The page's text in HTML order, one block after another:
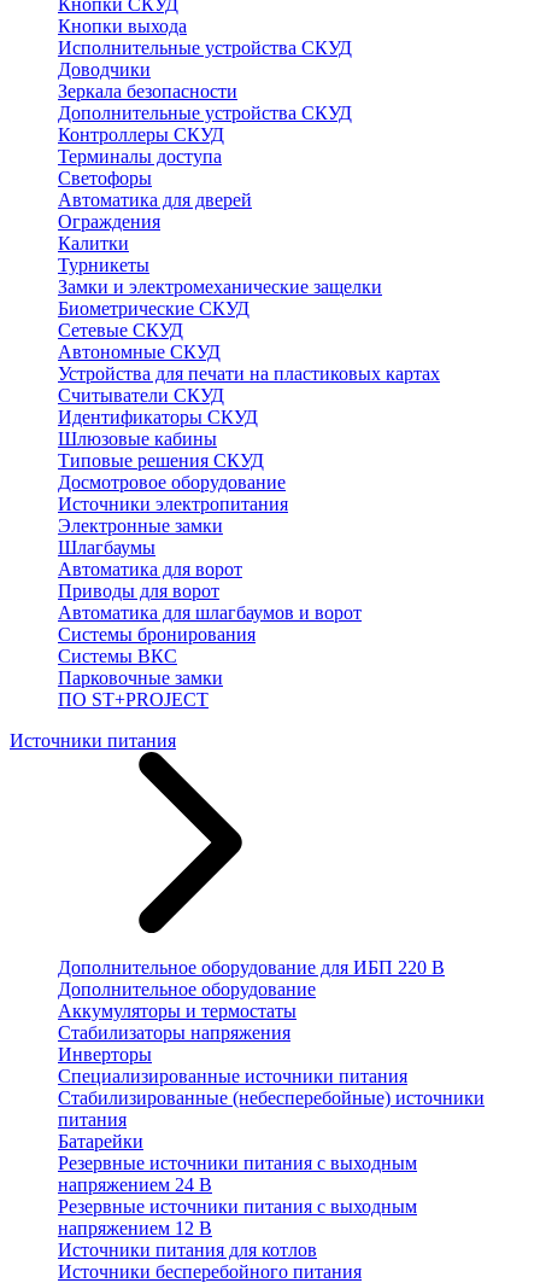
Кнопки СКУД
Кнопки выхода
Исполнительные устройства СКУД
Доводчики
Зеркала безопасности
Дополнительные устройства СКУД
Контроллеры СКУД
Терминалы доступа
Светофоры
Автоматика для дверей
Ограждения
Калитки
Турникеты
Замки и электромеханические защелки
Биометрические СКУД
Сетевые СКУД
Автономные СКУД
Устройства для печати на пластиковых картах
Считыватели СКУД
Идентификаторы СКУД
Шлюзовые кабины
Типовые решения СКУД
Досмотровое оборудование
Источники электропитания
Электронные замки
Шлагбаумы
Автоматика для ворот
Приводы для ворот
Автоматика для шлагбаумов и ворот
Системы бронирования
Системы ВКС
Парковочные замки
ПО ST+PROJECT
Источники питания
Дополнительное оборудование для ИБП 220 В
Дополнительное оборудование
Аккумуляторы и термостаты
Стабилизаторы напряжения
Инверторы
Специализированные источники питания
Стабилизированные (небесперебойные) источники
питания
Батарейки
Резервные источники питания с выходным
напряжением 24 В
Резервные источники питания с выходным
напряжением 12 В
Источники питания для котлов
Источники бесперебойного питания